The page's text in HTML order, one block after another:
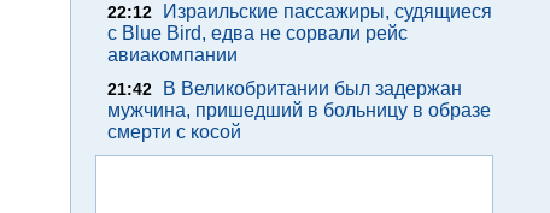
22:12
Израильские пассажиры, судящиеся
с Blue Bird, едва не сорвали рейс
авиакомпании
21:42
В Великобритании был задержан
мужчина, пришедший в больницу в образе
смерти с косой